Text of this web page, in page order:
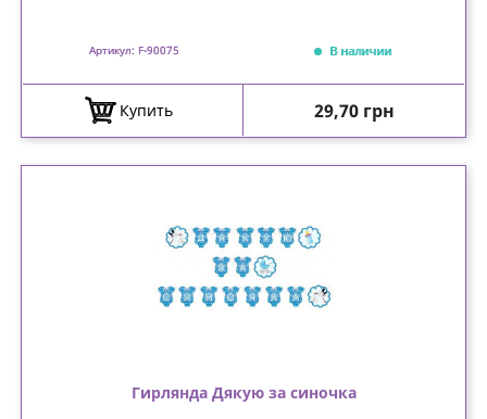
Артикул: F-90075 В наличии
Купить Цена
29,70 грн
Гирлянда Дякую за синочка